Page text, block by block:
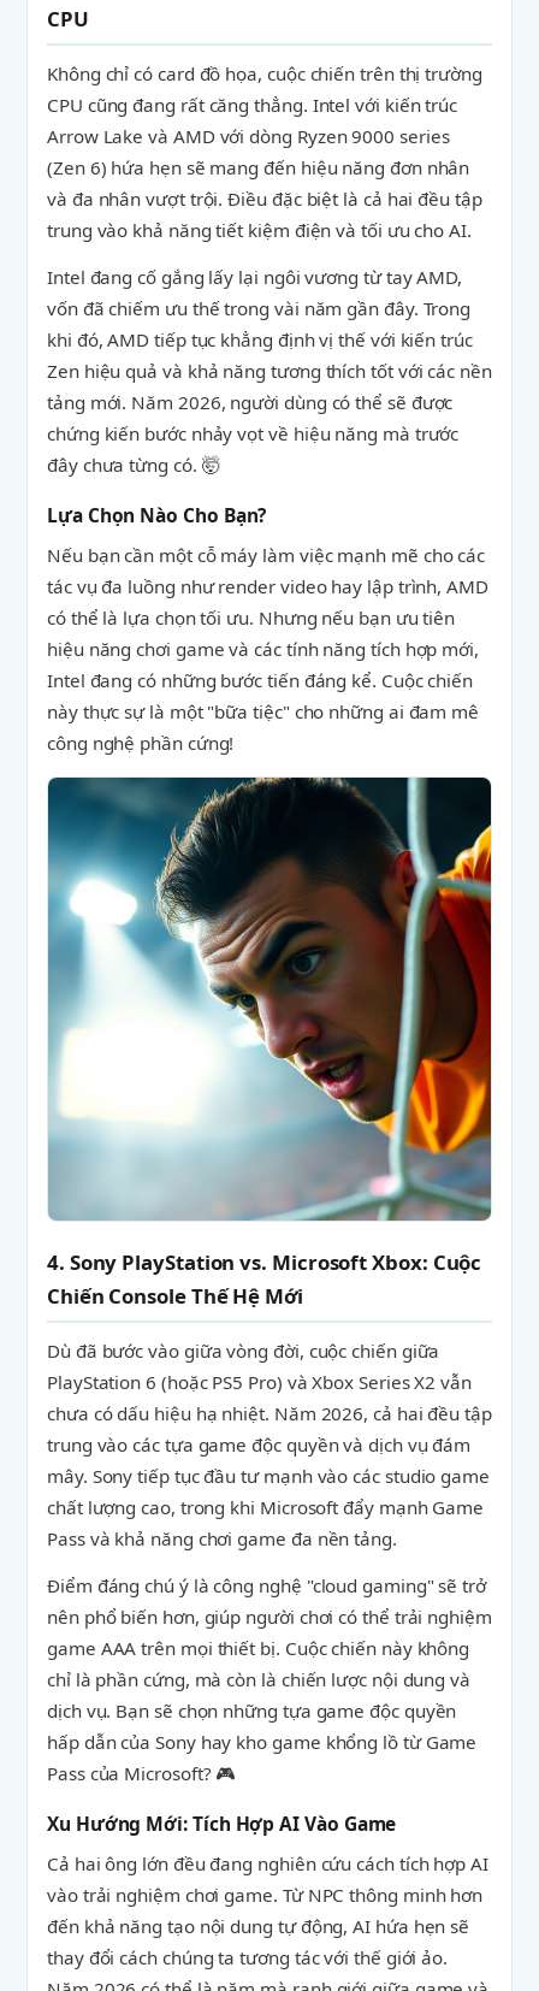
CPU
Không chỉ có card đồ họa, cuộc chiến trên thị trường
CPU cũng đang rất căng thẳng. Intel với kiến trúc
Arrow Lake và AMD với dòng Ryzen 9000 series
(Zen 6) hứa hẹn sẽ mang đến hiệu năng đơn nhân
và đa nhân vượt trội. Điều đặc biệt là cả hai đều tập
trung vào khả năng tiết kiệm điện và tối ưu cho AI.
Intel đang cố gắng lấy lại ngôi vương từ tay AMD,
vốn đã chiếm ưu thế trong vài năm gần đây. Trong
khi đó, AMD tiếp tục khẳng định vị thế với kiến trúc
Zen hiệu quả và khả năng tương thích tốt với các nền
tảng mới. Năm 2026, người dùng có thể sẽ được
chứng kiến bước nhảy vọt về hiệu năng mà trước
đây chưa từng có. 🤯
Lựa Chọn Nào Cho Bạn?
Nếu bạn cần một cỗ máy làm việc mạnh mẽ cho các
tác vụ đa luồng như render video hay lập trình, AMD
có thể là lựa chọn tối ưu. Nhưng nếu bạn ưu tiên
hiệu năng chơi game và các tính năng tích hợp mới,
Intel đang có những bước tiến đáng kể. Cuộc chiến
này thực sự là một "bữa tiệc" cho những ai đam mê
công nghệ phần cứng!
4. Sony PlayStation vs. Microsoft Xbox: Cuộc
Chiến Console Thế Hệ Mới
Dù đã bước vào giữa vòng đời, cuộc chiến giữa
PlayStation 6 (hoặc PS5 Pro) và Xbox Series X2 vẫn
chưa có dấu hiệu hạ nhiệt. Năm 2026, cả hai đều tập
trung vào các tựa game độc quyền và dịch vụ đám
mây. Sony tiếp tục đầu tư mạnh vào các studio game
chất lượng cao, trong khi Microsoft đẩy mạnh Game
Pass và khả năng chơi game đa nền tảng.
Điểm đáng chú ý là công nghệ "cloud gaming" sẽ trở
nên phổ biến hơn, giúp người chơi có thể trải nghiệm
game AAA trên mọi thiết bị. Cuộc chiến này không
chỉ là phần cứng, mà còn là chiến lược nội dung và
dịch vụ. Bạn sẽ chọn những tựa game độc quyền
hấp dẫn của Sony hay kho game khổng lồ từ Game
Pass của Microsoft? 🎮
Xu Hướng Mới: Tích Hợp AI Vào Game
Cả hai ông lớn đều đang nghiên cứu cách tích hợp AI
vào trải nghiệm chơi game. Từ NPC thông minh hơn
đến khả năng tạo nội dung tự động, AI hứa hẹn sẽ
thay đổi cách chúng ta tương tác với thế giới ảo.